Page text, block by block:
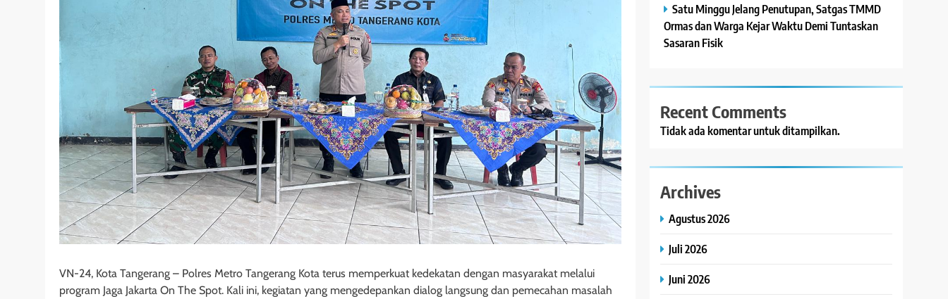
VN-24, Kota Tangerang – Polres Metro Tangerang Kota terus memperkuat kedekatan dengan masyarakat melalui
program Jaga Jakarta On The Spot. Kali ini, kegiatan yang mengedepankan dialog langsung dan pemecahan masalah
Satu Minggu Jelang Penutupan, Satgas TMMD
Ormas dan Warga Kejar Waktu Demi Tuntaskan
Sasaran Fisik
Recent Comments
Tidak ada komentar untuk ditampilkan.
Archives
Agustus 2026
Juli 2026
Juni 2026